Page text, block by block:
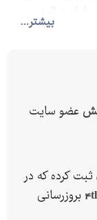
بیشتر...
نمائید.
عضو سایت
ثبت کرده که در
بروزرسانی